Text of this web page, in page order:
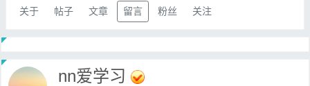
关于 帖子 文章 留言 粉丝 关注
nn爱学习